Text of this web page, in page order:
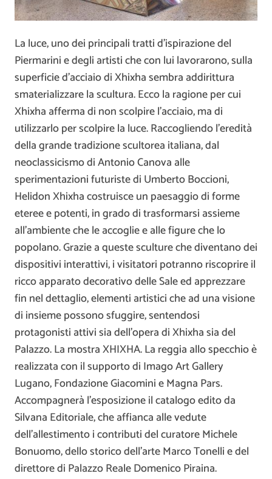
La luce, uno dei principali tratti d’ispirazione del
Piermarini e degli artisti che con lui lavorarono, sulla
superficie d’acciaio di Xhixha sembra addirittura
smaterializzare la scultura. Ecco la ragione per cui
Xhixha afferma di non scolpire l’acciaio, ma di
utilizzarlo per scolpire la luce. Raccogliendo l’eredità
della grande tradizione scultorea italiana, dal
neoclassicismo di Antonio Canova alle
sperimentazioni futuriste di Umberto Boccioni,
Helidon Xhixha costruisce un paesaggio di forme
eteree e potenti, in grado di trasformarsi assieme
all’ambiente che le accoglie e alle figure che lo
popolano. Grazie a queste sculture che diventano dei
dispositivi interattivi, i visitatori potranno riscoprire il
ricco apparato decorativo delle Sale ed apprezzare
fin nel dettaglio, elementi artistici che ad una visione
di insieme possono sfuggire, sentendosi
protagonisti attivi sia dell’opera di Xhixha sia del
Palazzo. La mostra XHIXHA. La reggia allo specchio è
realizzata con il supporto di Imago Art Gallery
Lugano, Fondazione Giacomini e Magna Pars.
Accompagnerà l’esposizione il catalogo edito da
Silvana Editoriale, che affianca alle vedute
dell’allestimento i contributi del curatore Michele
Bonuomo, dello storico dell’arte Marco Tonelli e del
direttore di Palazzo Reale Domenico Piraina.